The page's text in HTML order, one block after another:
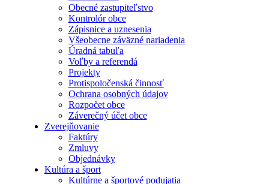
Obecné zastupiteľstvo
Kontrolór obce
Zápisnice a uznesenia
Všeobecne záväzné nariadenia
Úradná tabuľa
Voľby a referendá
Projekty
Protispoločenská činnosť
Ochrana osobných údajov
Rozpočet obce
Záverečný účet obce
Zverejňovanie
Faktúry
Zmluvy
Objednávky
Kultúra a šport
Kultúrne a športové podujatia